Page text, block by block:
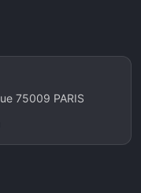
75009 PARIS